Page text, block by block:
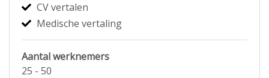
CV vertalen
Medische vertaling
Aantal werknemers
25 - 50